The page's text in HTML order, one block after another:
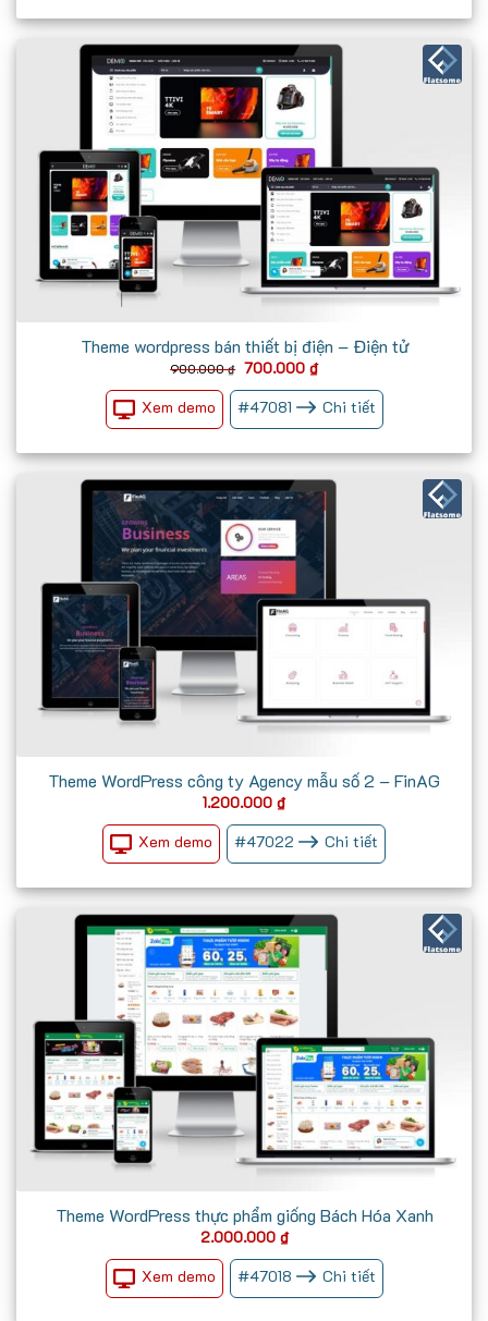
Theme wordpress bán thiết bị điện – Điện tử
900.000₫ Giá
là:
900.000 ₫.
700.000 ₫Giá
hiện
tại
là:
700.000 ₫.
Xem demo #47081 Chi tiết
Theme WordPress công ty Agency mẫu số 2 – FinAG
1.200.000 ₫
Xem demo #47022 Chi tiết
Theme WordPress thực phẩm giống Bách Hóa Xanh
2.000.000 ₫
Xem demo #47018 Chi tiết